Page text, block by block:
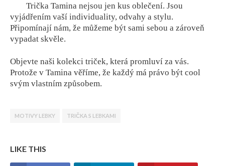
Trička Tamina nejsou jen kus oblečení. Jsou
vyjádřením vaší individuality, odvahy a stylu.
Připomínají nám, že můžeme být sami sebou a zároveň
vypadat skvěle.
Objevte naši kolekci triček, která promluví za vás.
Protože v Tamina věříme, že každý má právo být cool
svým vlastním způsobem.
MOTIVY LEBKY TRIČKA S LEBKAMI
LIKE THIS